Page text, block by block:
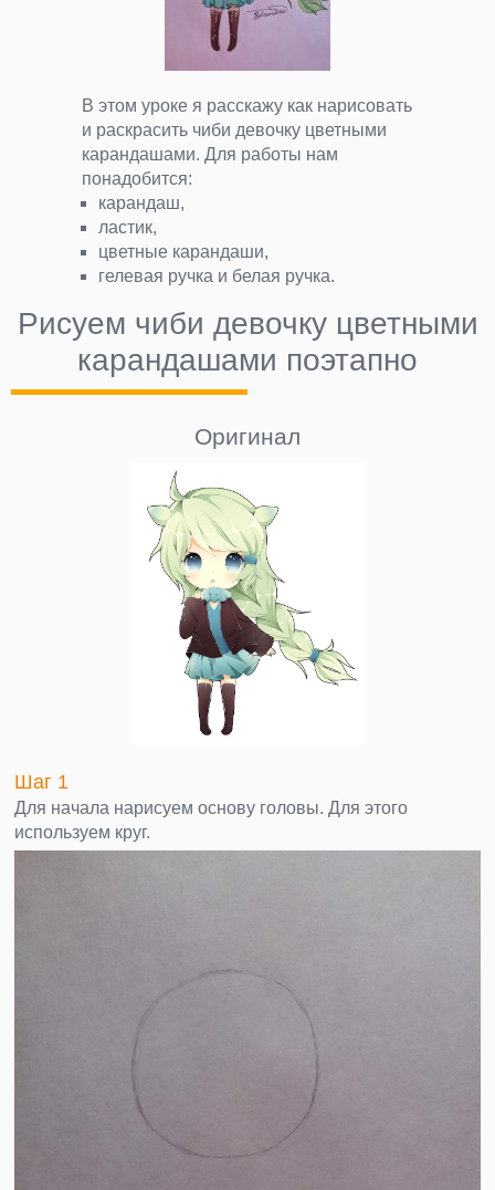
В этом уроке я расскажу как нарисовать
и раскрасить чиби девочку цветными
карандашами. Для работы нам
понадобится:
карандаш,
ластик,
цветные карандаши,
гелевая ручка и белая ручка.
Рисуем чиби девочку цветными
карандашами поэтапно
Оригинал
Шаг 1
Для начала нарисуем основу головы. Для этого
используем круг.